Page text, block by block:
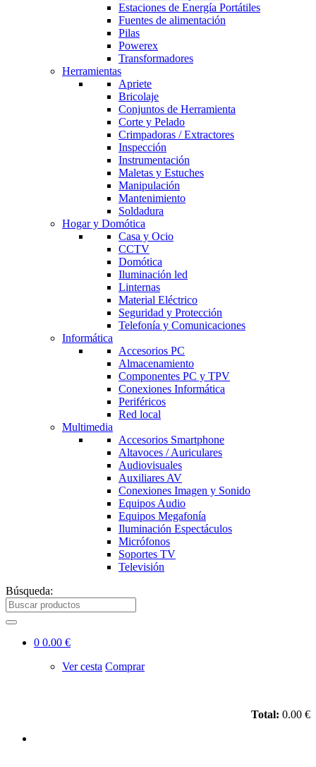
Estaciones de Energía Portátiles
Fuentes de alimentación
Pilas
Powerex
Transformadores
Herramientas
Apriete
Bricolaje
Conjuntos de Herramienta
Corte y Pelado
Crimpadoras / Extractores
Inspección
Instrumentación
Maletas y Estuches
Manipulación
Mantenimiento
Soldadura
Hogar y Domótica
Casa y Ocio
CCTV
Domótica
Iluminación led
Linternas
Material Eléctrico
Seguridad y Protección
Telefonía y Comunicaciones
Informática
Accesorios PC
Almacenamiento
Componentes PC y TPV
Conexiones Informática
Periféricos
Red local
Multimedia
Accesorios Smartphone
Altavoces / Auriculares
Audiovisuales
Auxiliares AV
Conexiones Imagen y Sonido
Equipos Audio
Equipos Megafonía
Iluminación Espectáculos
Micrófonos
Soportes TV
Televisión
Búsqueda:
0 0.00 €
Ver cesta Comprar
Total: 0.00 €